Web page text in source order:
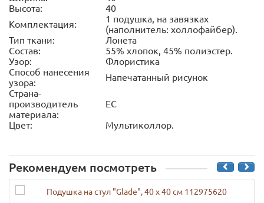
Высота:
40
Комплектация:
1 подушка, на завязках
(наполнитель: холлофайбер).
Тип ткани:
Лонета
Состав:
55% хлопок, 45% полиэстер.
Узор:
Флористика
Способ нанесения
узора:
Напечатанный рисунок
Страна-
производитель
материала:
ЕС
Цвет:
Мультиколлор.
Рекомендуем посмотреть